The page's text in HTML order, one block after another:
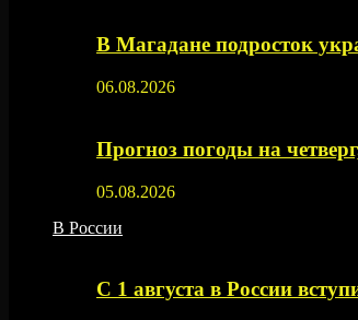
В Магадане подросток
06.08.2026
Прогноз погоды на
05.08.2026
В России
С 1 августа в России